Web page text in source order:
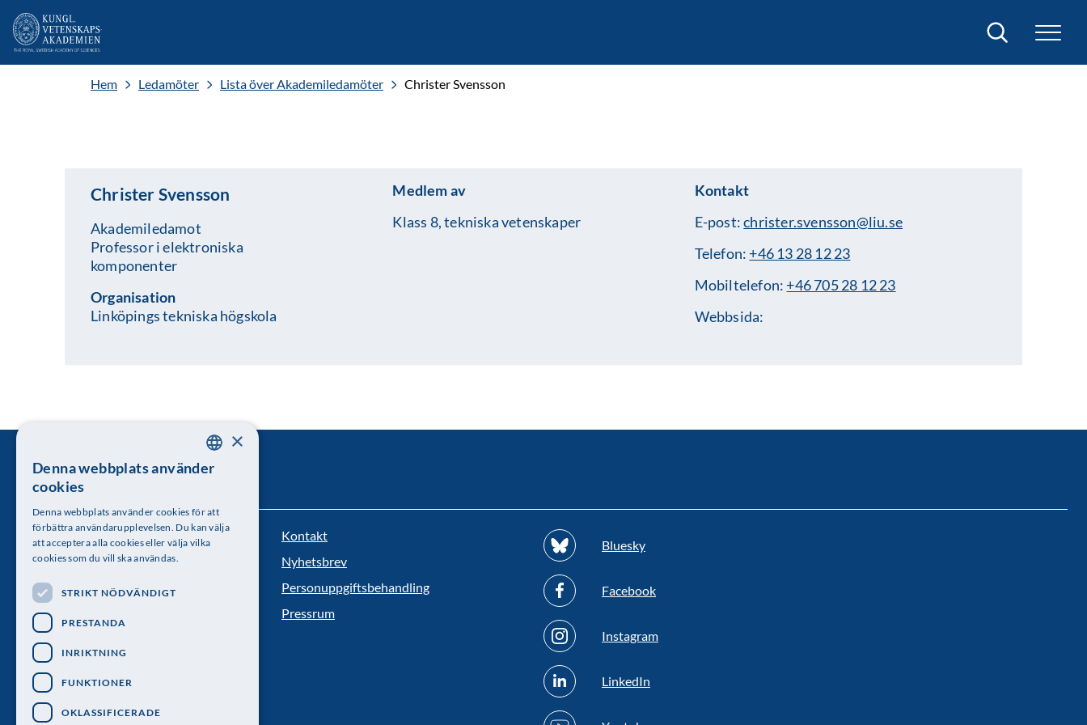
Sök
Hem Ledamöter Lista över Akademiledamöter Christer Svensson
Christer Svensson
Akademiledamot
Professor i elektroniska
komponenter
Organisation
Linköpings tekniska högskola
Medlem av
Klass 8, tekniska vetenskaper
Kontakt
E-post:christer.svensson@liu.se
Telefon: +46 13 28 12 23
Mobiltelefon: +46 705 28 12 23
Webbsida:
Kungl. Vetenskapsakademien
Telefon: 08-673 95 00
Kontakt
Nyhetsbrev
Personuppgiftsbehandling
Pressrum
Bluesky
Facebook
Instagram
LinkedIn
SWEDISH
×
Denna webbplats använder
cookies
Denna webbplats använder cookies för att
förbättra användarupplevelsen. Du kan välja
att acceptera alla cookies eller välja vilka
cookies som du vill ska användas.
STRIKT NÖDVÄNDIGT
PRESTANDA
INRIKTNING
FUNKTIONER
OKLASSIFICERADE